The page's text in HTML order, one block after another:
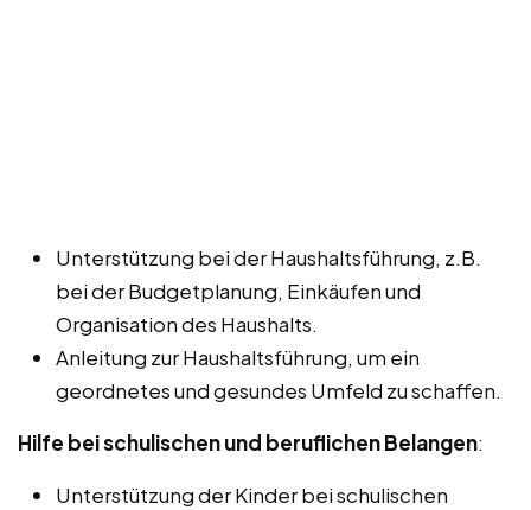
Unterstützung bei der Haushaltsführung, z.B.
bei der Budgetplanung, Einkäufen und
Organisation des Haushalts.
Anleitung zur Haushaltsführung, um ein
geordnetes und gesundes Umfeld zu schaffen.
Hilfe bei schulischen und beruflichen Belangen:
Unterstützung der Kinder bei schulischen